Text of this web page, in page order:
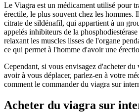
Le Viagra est un médicament utilisé pour
érectile, le plus souvent chez les
citrate de sildénafil, qui appartient à un
appelés inhibiteurs de la
relaxant les muscles lisses de l'organe
ce qui permet à l'homme d'avoir une
Cependant, si vous envisagez d'acheter du
avoir à vous déplacer, parlez-en à votre
comment le commander du viagra sur
Acheter du viagra sur